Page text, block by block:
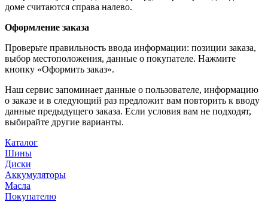
доме считаются справа налево.
Оформление заказа
Проверьте правильность ввода информации: позиции заказа,
выбор местоположения, данные о покупателе. Нажмите
кнопку «Оформить заказ».
Наш сервис запоминает данные о пользователе, информацию
о заказе и в следующий раз предложит вам повторить к вводу
данные предыдущего заказа. Если условия вам не подходят,
выбирайте другие варианты.
Каталог
Шины
Диски
Аккумуляторы
Масла
Покупателю